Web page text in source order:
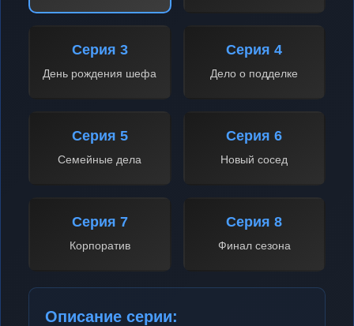
Серия 3
День рождения шефа
Серия 4
Дело о подделке
Серия 5
Семейные дела
Серия 6
Новый сосед
Серия 7
Корпоратив
Серия 8
Финал сезона
Описание серии: